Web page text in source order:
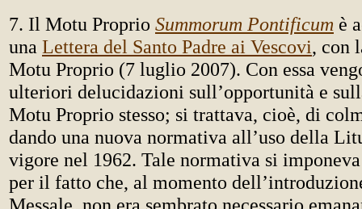
7. Il Motu Proprio Summorum Pontificum è
una Lettera del Santo Padre ai Vescovi, con
Motu Proprio (7 luglio 2007). Con essa
ulteriori delucidazioni sull’opportunità e
Motu Proprio stesso; si trattava, cioè, di
dando una nuova normativa all’uso della
vigore nel 1962. Tale normativa si
per il fatto che, al momento
Messale, non era sembrato necessario